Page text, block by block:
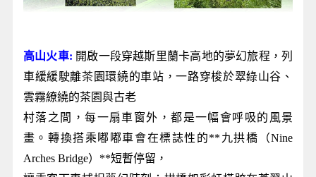
高山火車: 開啟一段穿越斯里蘭卡高地的夢幻旅程，列
車緩緩駛離茶園環繞的車站，一路穿梭於翠綠山谷、
雲霧繚繞的茶園與古老
村落之間，每一扇車窗外，都是一幅會呼吸的風景
畫。轉換搭乘嘟嘟車會在標誌性的**九拱橋（Nine
Arches Bridge）**短暫停留，